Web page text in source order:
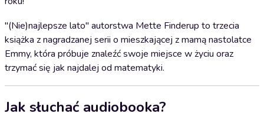
"(Nie)najlepsze lato" autorstwa Mette Finderup to trzecia
książka z nagradzanej serii o mieszkającej z mamą nastolatce
Emmy, która próbuje znaleźć swoje miejsce w życiu oraz
trzymać się jak najdalej od matematyki.
Jak słuchać audiobooka?